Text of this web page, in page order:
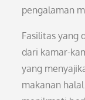
pengalaman
Fasilitas yang
dari kamar-
yang
makanan